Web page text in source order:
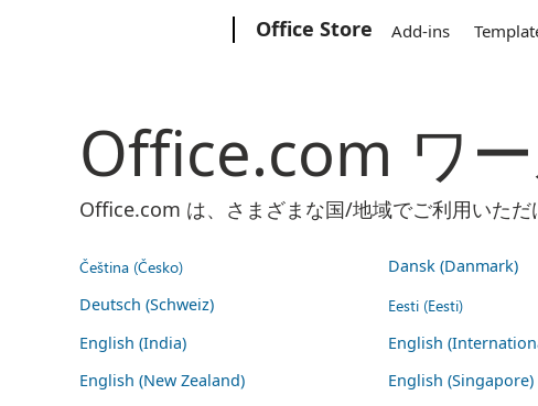
Office Store Add-ins
Office.com ワ
Office.com は、さまざまな国/地域でご利用いただ
Čeština (Česko) Dansk (Danmark)
Deutsch (Schweiz)
Eesti (Eesti)
English (India)
English
English (New Zealand)
English (Singapore)